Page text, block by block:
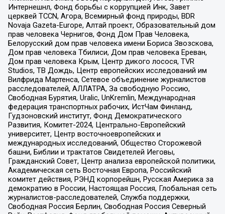
Интернешнл, Фонд борьбы с коррупцией Инк, Завет
церквей TCCN, Агора, Всемирный фонд природы, BDR
Novaja Gazeta-Europe, Алтай проект, Образовательный дом
прав человека Чернигов, Фонд Дом Прав Человека,
Белорусский дом прав человека имени Бориса Звозскова,
Дом прав человека Тбилиси, Дом прав человека Ереван,
Дом прав человека Крым, Центр дикого лосося, TVR
Studios, ТВ Дождь, Центр европейских исследований им
Вилфрида Мартенса, Сетевое объединение журналистов
расследователей, АЛЛАТРА, За свободную Россию,
Свободная Бурятия, Uralic, UnKremlin, Международная
федерация транспортных рабочих, ИстЧам Финланд,
Гудзоновский институт, Фонд Демократического
Развития, Комитет-2024, Центрально-Европейский
университет, Центр восточноевропейских и
международных исследований, Общество Сторожевой
башни, Библии и трактатов Свидетелей Иеговы,
Гражданский Совет, Центр анализа европейской политики,
Академическая сеть Восточная Европа, Российский
комитет действия, РЭНД корпорейшн, Русская Америка за
демократию в России, Настоящая Россия, Глобальная сеть
журналистов-расследователей, Служба поддержки,
Свободная Россия Берлин, Свободная Россия Северный